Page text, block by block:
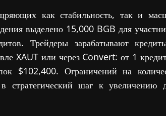
как стабильность, так и
выделено 15,000 BGB для
Трейдеры зарабатывают
XAUT или через Convert: от 1
$102,400. Ограничений на
стратегический шаг к увеличению